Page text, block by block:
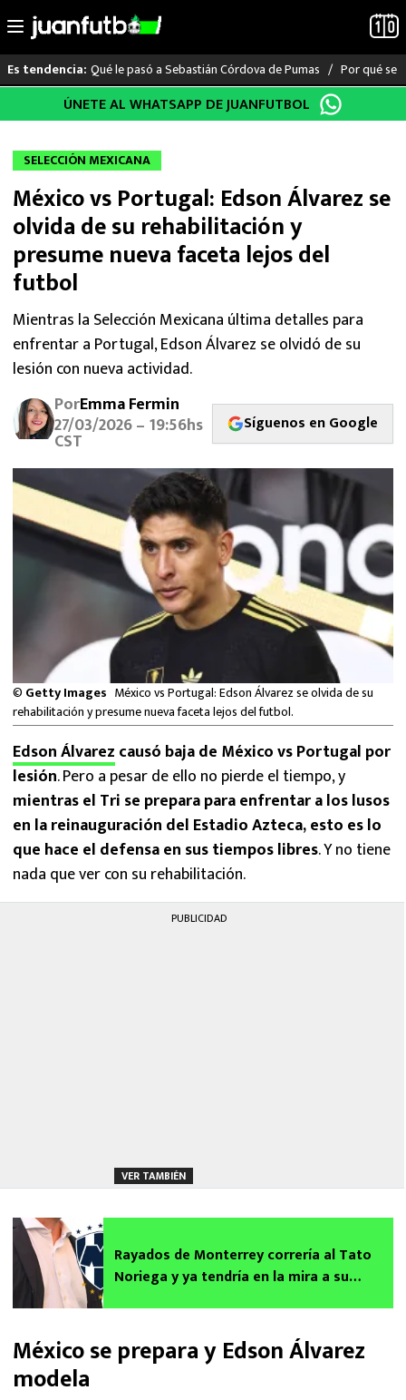
al
Es tendencia: Qué le pasó a Sebastián Córdova de Pumas Por qué se
LO ÚLTIMO
LIGA MX
RAYADOS
PUMAS
ATLANTE
SELECCIÓN MEXICANA
FUTBOL INTERNACIONAL
MEXICANOS EN EL EXTRANJERO
FUTBOL ESTUFA
FÓRMULA 1
BOXEO
NFL
ÚNETE AL WHATSAPP DE JUANFUTBOL
SELECCIÓN MEXICANA
México vs Portugal: Edson Álvarez se
olvida de su rehabilitación y
presume nueva faceta lejos del
futbol
Mientras la Selección Mexicana última detalles para
enfrentar a Portugal, Edson Álvarez se olvidó de su
lesión con nueva actividad.
PorEmma Fermin
27/03/2026 – 19:56hs
CST
Síguenos en Google
© Getty Images México vs Portugal: Edson Álvarez se olvida de su
rehabilitación y presume nueva faceta lejos del futbol.
Edson Álvarez causó baja de México vs Portugal por
lesión. Pero a pesar de ello no pierde el tiempo, y
mientras el Tri se prepara para enfrentar a los lusos
en la reinauguración del Estadio Azteca, esto es lo
que hace el defensa en sus tiempos libres. Y no tiene
nada que ver con su rehabilitación.
PUBLICIDAD
VER TAMBIÉN
Rayados de Monterrey correría al Tato
Noriega y ya tendría en la mira a su
México se prepara y Edson Álvarez
modela